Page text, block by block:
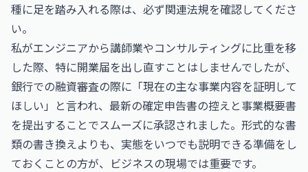
種に足を踏み入れる際は、必ず関連法規を確認してくださ
い。
私がエンジニアから講師業やコンサルティングに比重を移
した際、特に開業届を出し直すことはしませんでしたが、
銀行での融資審査の際に「現在の主な事業内容を証明して
ほしい」と言われ、最新の確定申告書の控えと事業概要書
を提出することでスムーズに承認されました。形式的な書
類の書き換えよりも、実態をいつでも説明できる準備をし
ておくことの方が、ビジネスの現場では重要です。